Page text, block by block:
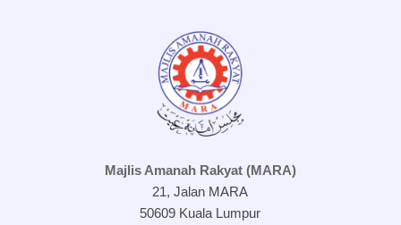
Majlis Amanah Rakyat (MARA)
21, Jalan MARA
50609 Kuala Lumpur